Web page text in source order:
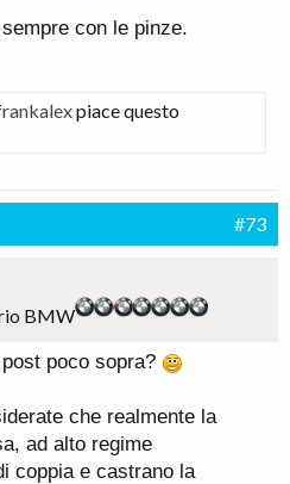
con le pinze.
piace questo
#73
BMW
poco sopra?
che realmente la
ad alto regime
coppia e castrano la